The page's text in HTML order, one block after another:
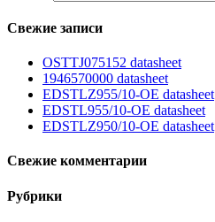
Свежие записи
OSTTJ075152 datasheet
1946570000 datasheet
EDSTLZ955/10-OE datasheet
EDSTL955/10-OE datasheet
EDSTLZ950/10-OE datasheet
Свежие комментарии
Рубрики